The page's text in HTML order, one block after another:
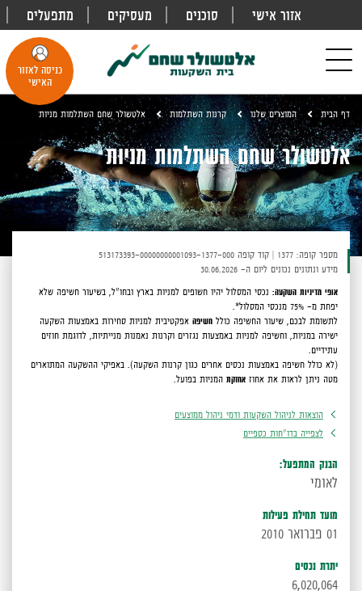
אזור אישי סוכנים מעסיקים מתפעלים
navigation
כניסה לאזור
האישי
אלטשולר שחם השתלמות מניות
דף הבית המוצרים שלנו קרנות השתלמות אלטשולר שחם השתלמות מניות
מספר קופה: 1377 | קוד קופה 513173393-00000000001093-1377-000
מידע ונתונים נכונים ליום ה- 30.06.2026
אופי מדיניות השקעה: נכסי המסלול יהיו חשופים למניות בארץ ובחו"ל, בשיעור חשיפה שלא
יפחת מ- 75% מנכסי המסלול*.
לתשומת לבכם, שיעור החשיפה כולל חשיפה אפקטיבית למניות סחירות באמצעות השקעה
ישירה במניות, וחשיפה למניות באמצעות נגזרים וקרנות נאמנות מנייתיות, לדוגמת חוזים
עתידיים.
(לא כולל חשיפה באמצעות נכסים אחרים כגון קרנות השקעה). באפיקי ההשקעה המתוארים
מטה ניתן לראות את אחוז אחזקת המניות בפועל.
הוצאות לניהול השקעות ודמי ניהול ממוצעים
לצפייה בדו"חות כספיים
הבנק המתפעל:
לאומי
מועד תחילת פעילות
01 פברואר 2010
יתרת נכסים
6,020,064